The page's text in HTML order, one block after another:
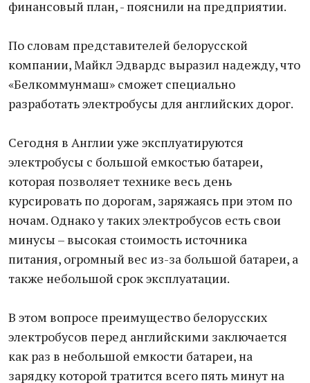
финансовый план, - пояснили на предприятии.
По словам представителей белорусской
компании, Майкл Эдвардс выразил надежду, что
«Белкоммунмаш» сможет специально
разработать электробусы для английских дорог.
Сегодня в Англии уже эксплуатируются
электробусы с большой емкостью батареи,
которая позволяет технике весь день
курсировать по дорогам, заряжаясь при этом по
ночам. Однако у таких электробусов есть свои
минусы – высокая стоимость источника
питания, огромный вес из-за большой батареи, а
также небольшой срок эксплуатации.
В этом вопросе преимущество белорусских
электробусов перед английскими заключается
как раз в небольшой емкости батареи, на
зарядку которой тратится всего пять минут на